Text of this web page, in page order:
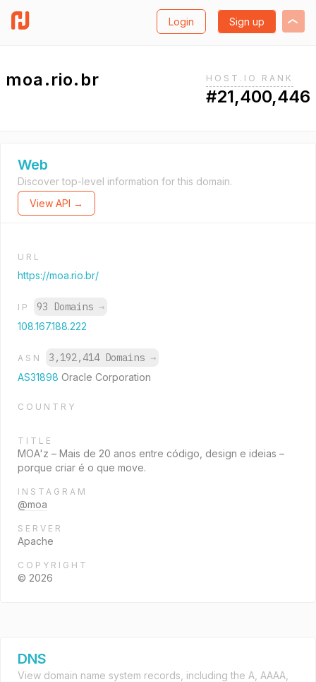
Login Sign up
moa.rio.br HOST.IO RANK
#21,400,446
Web
Discover top-level information for this domain.
View API →
URL
https://moa.rio.br/
IP 93 Domains →
108.167.188.222
ASN 3,192,414 Domains →
AS31898 Oracle Corporation
COUNTRY
TITLE
MOA'z – Mais de 20 anos entre código, design e ideias –
porque criar é o que move.
INSTAGRAM
@moa
SERVER
Apache
COPYRIGHT
© 2026
DNS
View domain name system records, including the A, AAAA,